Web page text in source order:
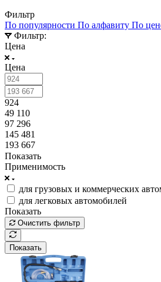
Фильтр
По популярности По алфавиту По
Фильтр:
Цена
Цена
924
49 110
97 296
145 481
193 667
Показать
Применимость
для грузовых и коммерческих
для легковых автомобилей
Показать
Очистить фильтр
Показать